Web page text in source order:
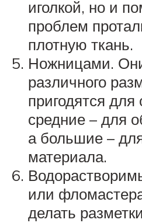
иголкой, но и
проблем
плотную ткань.
Ножницами.
различного
пригодятся для
средние – для
а большие –
материала.
или
делать